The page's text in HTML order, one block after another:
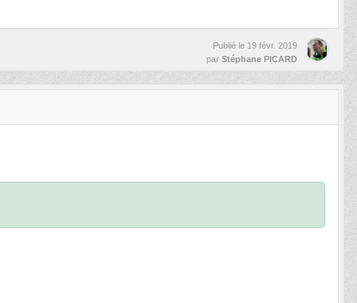
Publié le 19 févr. 2019
par Stéphane PICARD